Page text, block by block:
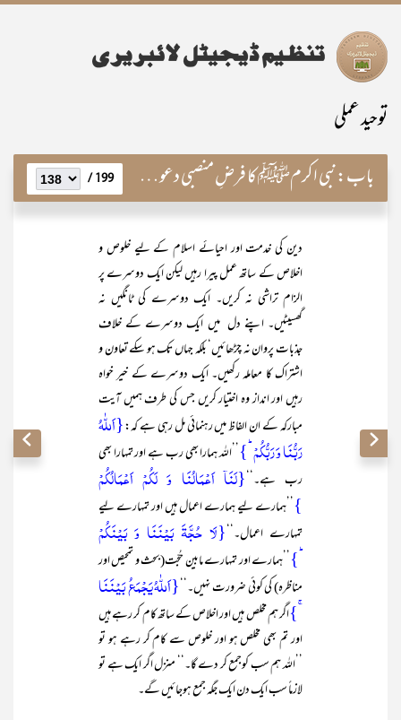
توحید عملی
باب:نبی اکرمﷺ کا فرضِ منصبی دعوت اور قیامِ عدل 199 /
دین کی خدمت اور احیائے اسلام کے لیے خلوص و
اخلاص کے ساتھ عمل پیرا رہیں لیکن ایک دوسرے پر
الزام تراشی نہ کریں۔ ایک دوسرے کی ٹانگیں نہ
گھسیٹیں۔ اپنے دل میں ایک دوسرے کے خلاف
جذبات پروان نہ چڑھائیں‘ بلکہ جہاں تک ہو سکے تعاون و
اشتراک کا معاملہ رکھیں۔ ایک دوسرے کے خیر خواہ
رہیں اور انداز وہ اختیار کریں جس کی طرف ہمیں آیت
مبارکہ کے ان الفاظ میں رہنمائی مل رہی ہے کہ:{اَللّٰہُ
رَبُّنَا وَ رَبُّکُمۡ ؕ} ’’اللہ ہمارا بھی رب ہے اور تمہارا بھی
رب ہے۔‘‘ {لَنَاۤ اَعۡمَالُنَا وَ لَکُمۡ اَعۡمَالُکُمۡ
} ’’ہمارے لیے ہمارے اعمال ہیں اور تمہارے لیے
تمہارے اعمال۔‘‘ {لَا حُجَّۃَ بَیۡنَنَا وَ بَیۡنَکُمۡ
ؕ} ’’ہمارے اور تمہارے مابین حُجّت(بحث و تمحیص اور
مناظرہ) کی کوئی ضرورت نہیں۔‘‘ {اَللّٰہُ یَجۡمَعُ بَیۡنَنَا
ۚ}اگر ہم مخلص ہیں اور اخلاص کے ساتھ کام کر رہے ہیں
اور تم بھی مخلص ہو اور خلوص سے کام کر رہے ہو تو
’’اللہ ہم سب کوجمع کر دے گا۔‘‘ منزل اگر ایک ہے تو
لازماً سب ایک دن ایک جگہ جمع ہوجائیں گے۔